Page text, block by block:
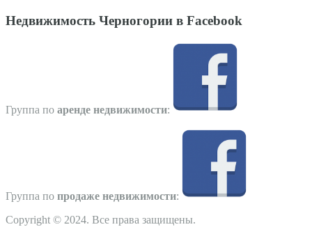
Недвижимость Черногории в Facebook
Группа по аренде недвижимости:
Группа по продаже недвижимости:
Copyright © 2024. Все права защищены.